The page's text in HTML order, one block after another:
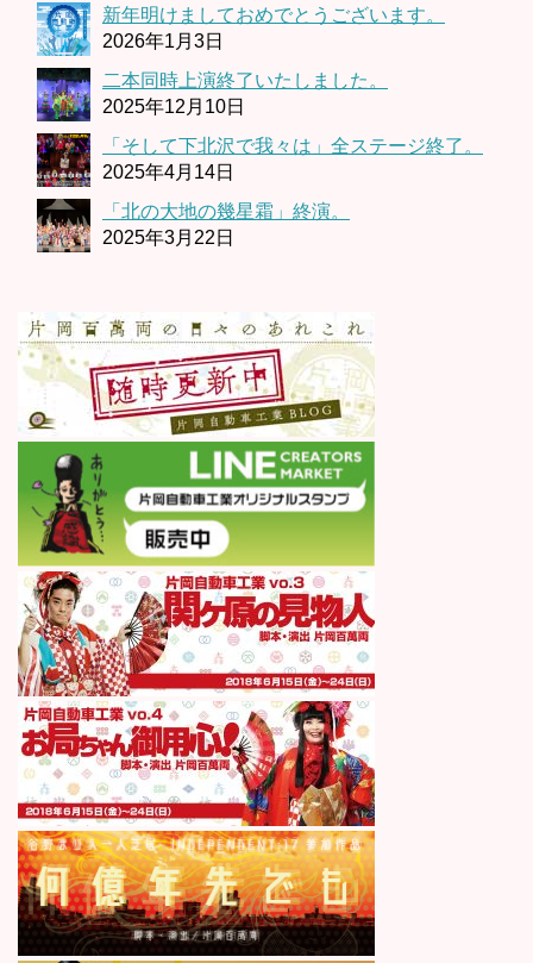
新年明けましておめでとうございます。
2026年1月3日
二本同時上演終了いたしました。
2025年12月10日
「そして下北沢で我々は」全ステージ終了。
2025年4月14日
「北の大地の幾星霜」終演。
2025年3月22日